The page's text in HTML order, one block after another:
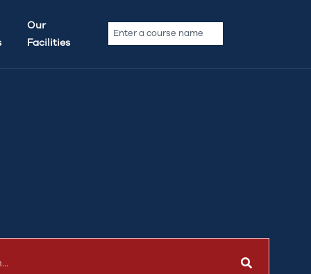
Our
Facilities
Archives
No archives to show.